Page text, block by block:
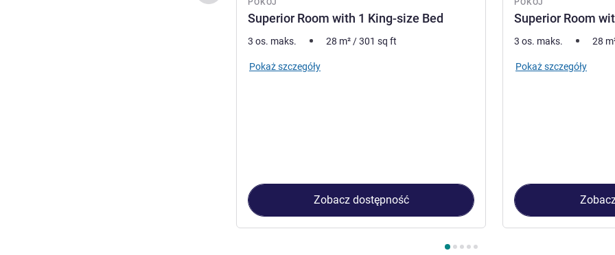
Superior Room with 1 King-size Bed
3 os. maks. 28 m² /301 sq ft
Pokaż szczegóły
Zobacz dostępność
Superior Room
3 os. maks. 28
Pokaż szczegóły